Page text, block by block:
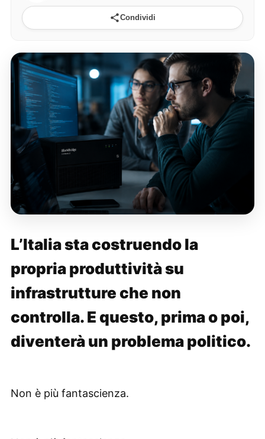
Condividi
L’Italia sta costruendo la
propria produttività su
infrastrutture che non
controlla. E questo, prima o poi,
diventerà un problema politico.
Non è più fantascienza.